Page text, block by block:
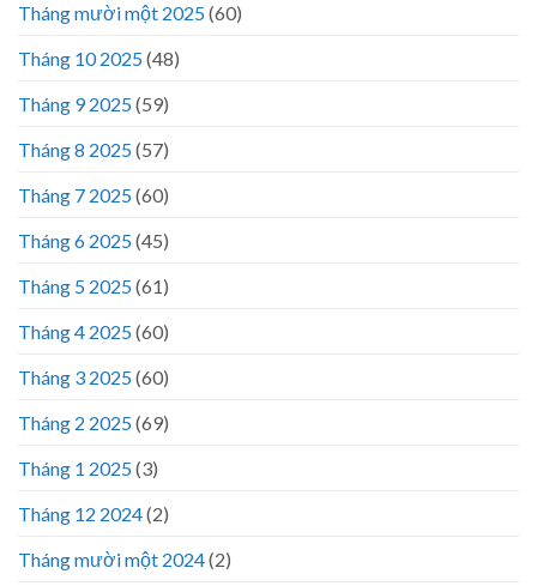
Tháng mười một 2025(60)
Tháng 10 2025(48)
Tháng 9 2025(59)
Tháng 8 2025(57)
Tháng 7 2025(60)
Tháng 6 2025(45)
Tháng 5 2025(61)
Tháng 4 2025(60)
Tháng 3 2025(60)
Tháng 2 2025(69)
Tháng 1 2025(3)
Tháng 12 2024(2)
Tháng mười một 2024(2)